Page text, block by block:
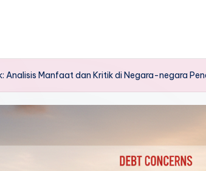
Analisis Manfaat dan Kritik di Negara-negara